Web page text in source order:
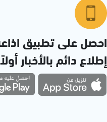
احصل على تطبيق
إطلاع دائم بالأخبار